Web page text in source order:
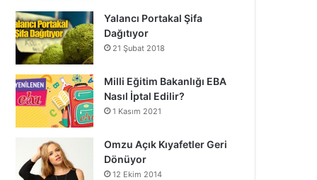
Yalancı Portakal Şifa
Dağıtıyor
21 Şubat 2018
Milli Eğitim Bakanlığı EBA
Nasıl İptal Edilir?
1 Kasım 2021
Omzu Açık Kıyafetler Geri
Dönüyor
12 Ekim 2014